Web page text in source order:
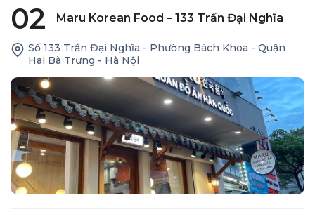
02 Maru Korean Food – 133 Trần Đại Nghĩa
Số 133 Trần Đại Nghĩa - Phường Bách Khoa - Quận
Hai Bà Trưng - Hà Nội